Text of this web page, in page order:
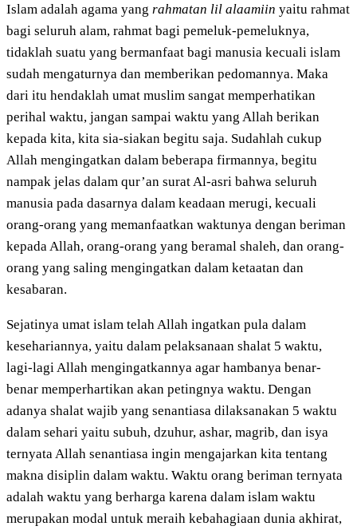
Islam adalah agama yang rahmatan lil alaamiin yaitu rahmat
bagi seluruh alam, rahmat bagi pemeluk-pemeluknya,
tidaklah suatu yang bermanfaat bagi manusia kecuali islam
sudah mengaturnya dan memberikan pedomannya. Maka
dari itu hendaklah umat muslim sangat memperhatikan
perihal waktu, jangan sampai waktu yang Allah berikan
kepada kita, kita sia-siakan begitu saja. Sudahlah cukup
Allah mengingatkan dalam beberapa firmannya, begitu
nampak jelas dalam qur’an surat Al-asri bahwa seluruh
manusia pada dasarnya dalam keadaan merugi, kecuali
orang-orang yang memanfaatkan waktunya dengan beriman
kepada Allah, orang-orang yang beramal shaleh, dan orang-
orang yang saling mengingatkan dalam ketaatan dan
kesabaran.
Sejatinya umat islam telah Allah ingatkan pula dalam
kesehariannya, yaitu dalam pelaksanaan shalat 5 waktu,
lagi-lagi Allah mengingatkannya agar hambanya benar-
benar memperhartikan akan petingnya waktu. Dengan
adanya shalat wajib yang senantiasa dilaksanakan 5 waktu
dalam sehari yaitu subuh, dzuhur, ashar, magrib, dan isya
ternyata Allah senantiasa ingin mengajarkan kita tentang
makna disiplin dalam waktu. Waktu orang beriman ternyata
adalah waktu yang berharga karena dalam islam waktu
merupakan modal untuk meraih kebahagiaan dunia akhirat,